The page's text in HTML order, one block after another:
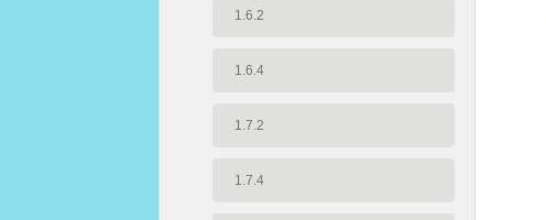
1.6.2
1.6.4
1.7.2
1.7.4